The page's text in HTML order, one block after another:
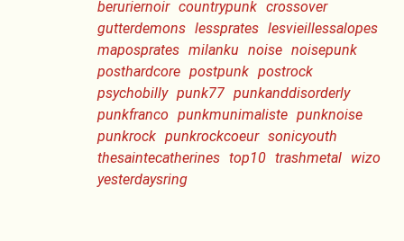
beruriernoir countrypunk crossover
gutterdemons lessprates lesvieillessalopes
maposprates milanku noise noisepunk
posthardcore postpunk postrock
psychobilly punk77 punkanddisorderly
punkfranco punkmunimaliste punknoise
punkrock punkrockcoeur sonicyouth
thesaintecatherines top10 trashmetal wizo
yesterdaysring